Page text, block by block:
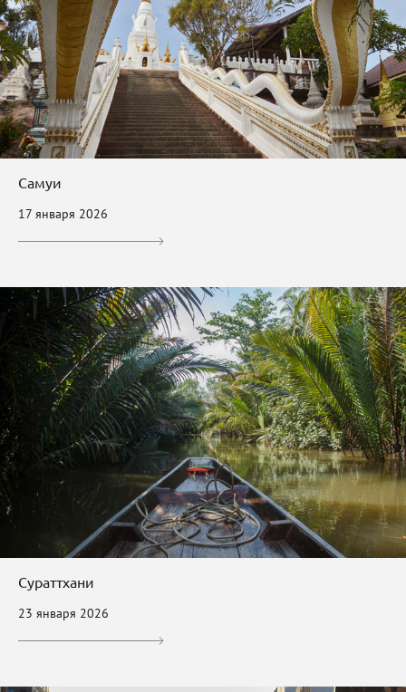
Самуи
17 января 2026
Сураттхани
23 января 2026